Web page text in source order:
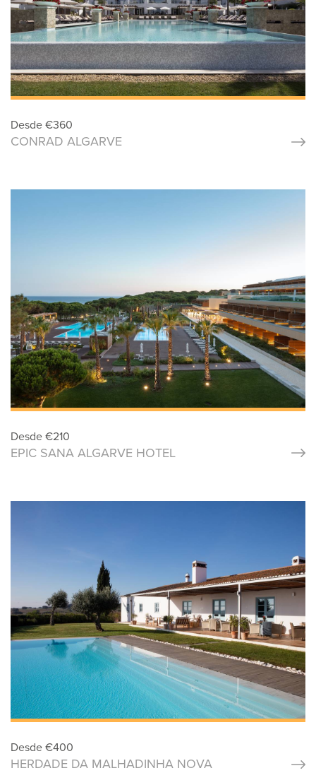
Desde €360
CONRAD ALGARVE
Desde €210
EPIC SANA ALGARVE HOTEL
Desde €400
HERDADE DA MALHADINHA NOVA